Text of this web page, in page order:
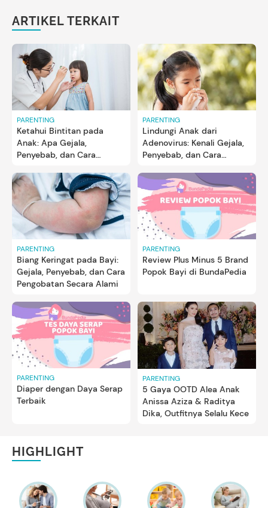
ARTIKEL TERKAIT
PARENTING
Ketahui Bintitan pada
Anak: Apa Gejala,
Penyebab, dan Cara
PARENTING
Lindungi Anak dari
Adenovirus: Kenali Gejala,
Penyebab, dan Cara
PARENTING
Biang Keringat pada Bayi:
Gejala, Penyebab, dan Cara
Pengobatan Secara Alami
PARENTING
Review Plus Minus 5 Brand
Popok Bayi di BundaPedia
PARENTING
Diaper dengan Daya Serap
Terbaik
PARENTING
5 Gaya OOTD Alea Anak
Anissa Aziza & Raditya
Dika, Outfitnya Selalu Kece
HIGHLIGHT